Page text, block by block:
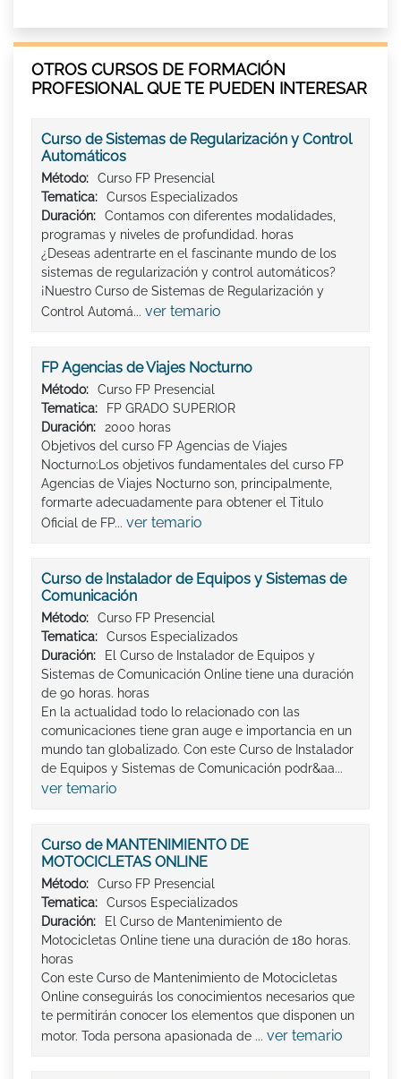
OTROS CURSOS DE FORMACIÓN
PROFESIONAL QUE TE PUEDEN INTERESAR
Curso de Sistemas de Regularización y Control
Automáticos
Método:
Curso FP Presencial
Tematica:
Cursos Especializados
Duración:
Contamos con diferentes modalidades,
programas y niveles de profundidad. horas
¿Deseas adentrarte en el fascinante mundo de los
sistemas de regularización y control automáticos?
¡Nuestro Curso de Sistemas de Regularización y
Control Automá... ver temario
FP Agencias de Viajes Nocturno
Método:
Curso FP Presencial
Tematica:
FP GRADO SUPERIOR
Duración:
2000 horas
Objetivos del curso FP Agencias de Viajes
Nocturno:Los objetivos fundamentales del curso FP
Agencias de Viajes Nocturno son, principalmente,
formarte adecuadamente para obtener el Titulo
Oficial de FP... ver temario
Curso de Instalador de Equipos y Sistemas de
Comunicación
Método:
Curso FP Presencial
Tematica:
Cursos Especializados
Duración:
El Curso de Instalador de Equipos y
Sistemas de Comunicación Online tiene una duración
de 90 horas. horas
En la actualidad todo lo relacionado con las
comunicaciones tiene gran auge e importancia en un
mundo tan globalizado. Con este Curso de Instalador
de Equipos y Sistemas de Comunicación podr&aa...
ver temario
Curso de MANTENIMIENTO DE
MOTOCICLETAS ONLINE
Método:
Curso FP Presencial
Tematica:
Cursos Especializados
Duración:
El Curso de Mantenimiento de
Motocicletas Online tiene una duración de 180 horas.
horas
Con este Curso de Mantenimiento de Motocicletas
Online conseguirás los conocimientos necesarios que
te permitirán conocer los elementos que disponen un
motor. Toda persona apasionada de ... ver temario